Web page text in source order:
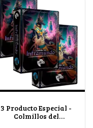
3 Producto Especial -
Colmillos del